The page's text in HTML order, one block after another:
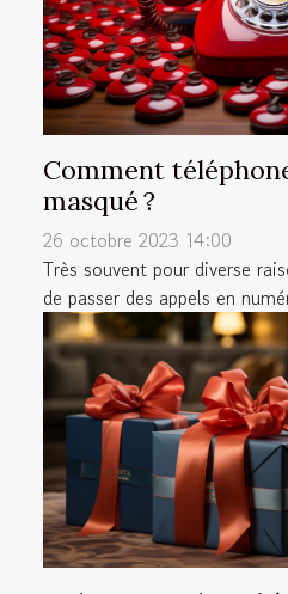
Comment
masqué ?
26 octobre 2023 14:00
Très souvent pour diverse
de passer des appels en